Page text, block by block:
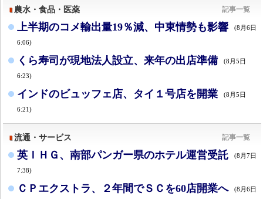
農水・食品・医薬 記事一覧
上半期のコメ輸出量19％減、中東情勢も影響 (8月6日
6:06)
くら寿司が現地法人設立、来年の出店準備 (8月5日
6:23)
インドのビュッフェ店、タイ１号店を開業 (8月5日
6:21)
流通・サービス 記事一覧
英ＩＨＧ、南部パンガー県のホテル運営受託 (8月7日
7:38)
ＣＰエクストラ、２年間でＳＣを60店開業へ (8月6日